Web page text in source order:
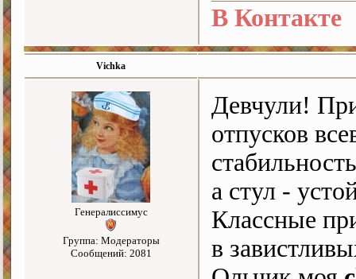
В Контакте
Vichka
Генералиссимус
Группа: Модераторы
Сообщений: 2081
Девчули!
отпусков
а стул -
Классные
в